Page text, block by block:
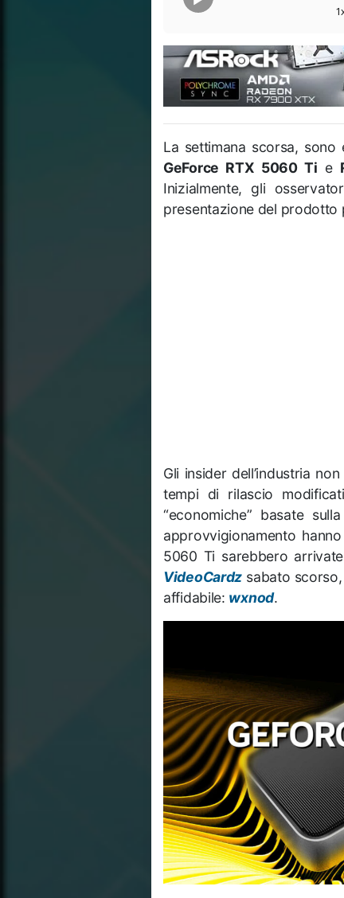
La settimana scorsa,
GeForce RTX 5060 Ti e
Inizialmente, gli
presentazione del prodotto
Gli insider dell’industria
tempi di rilascio
“economiche” basate
approvvigionamento
5060 Ti sarebbero
VideoCardz sabato
affidabile: wxnod.